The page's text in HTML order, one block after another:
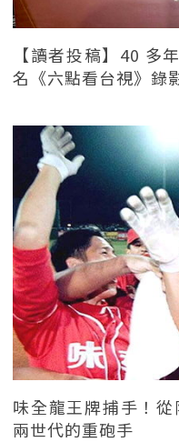
【讀者投稿】40 多
名《六點看台視》錄
味全龍王牌捕手！
兩世代的重砲手